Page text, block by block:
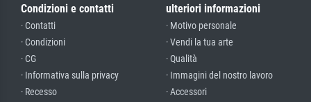
Condizioni e contatti
· Contatti
· Condizioni
· CG
· Informativa sulla privacy
· Recesso
ulteriori informazioni
· Motivo personale
· Vendi la tua arte
· Qualità
· Immagini del nostro lavoro
· Accessori